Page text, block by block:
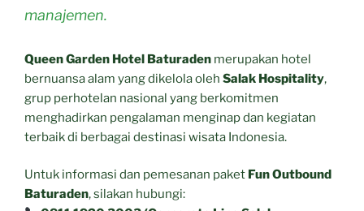
manajemen.
Queen Garden Hotel Baturaden merupakan hotel
bernuansa alam yang dikelola oleh Salak Hospitality,
grup perhotelan nasional yang berkomitmen
menghadirkan pengalaman menginap dan kegiatan
terbaik di berbagai destinasi wisata Indonesia.
Untuk informasi dan pemesanan paket Fun Outbound
Baturaden, silakan hubungi: